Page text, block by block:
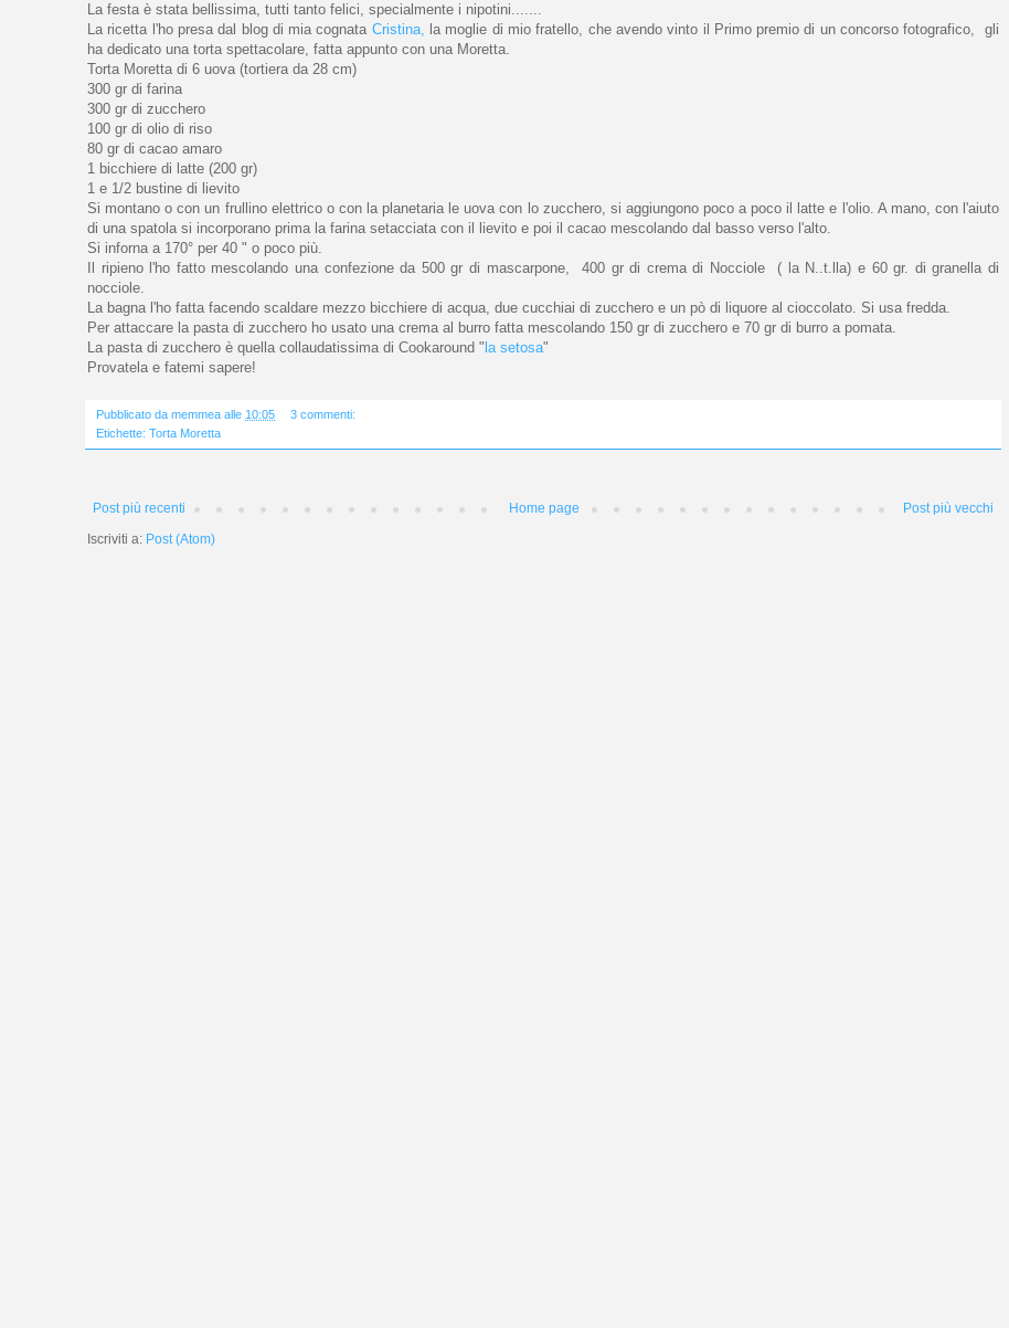
La festa è stata bellissima, tutti tanto felici, specialmente i nipotini.......
La ricetta l'ho presa dal blog di mia cognata Cristina, la moglie di mio fratello, che avendo vinto il Primo premio di un concorso fotografico, gli
ha dedicato una torta spettacolare, fatta appunto con una Moretta.
Torta Moretta di 6 uova (tortiera da 28 cm)
300 gr di farina
300 gr di zucchero
100 gr di olio di riso
80 gr di cacao amaro
1 bicchiere di latte (200 gr)
1 e 1/2 bustine di lievito
Si montano o con un frullino elettrico o con la planetaria le uova con lo zucchero, si aggiungono poco a poco il latte e l'olio. A mano, con l'aiuto
di una spatola si incorporano prima la farina setacciata con il lievito e poi il cacao mescolando dal basso verso l'alto.
Si inforna a 170° per 40 " o poco più.
Il ripieno l'ho fatto mescolando una confezione da 500 gr di mascarpone, 400 gr di crema di Nocciole ( la N..t.lla) e 60 gr. di granella di
nocciole.
La bagna l'ho fatta facendo scaldare mezzo bicchiere di acqua, due cucchiai di zucchero e un pò di liquore al cioccolato. Si usa fredda.
Per attaccare la pasta di zucchero ho usato una crema al burro fatta mescolando 150 gr di zucchero e 70 gr di burro a pomata.
La pasta di zucchero è quella collaudatissima di Cookaround " la setosa"
Provatela e fatemi sapere!
Pubblicato da memmea alle 10:05
3 commenti:
Etichette: Torta Moretta
Post più recenti Post più vecchi
Home page
Iscriviti a: Post (Atom)